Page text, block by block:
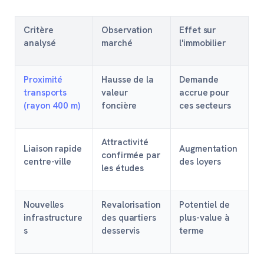
Critère
analysé
Observation
marché
Effet sur
l'immobilier
Proximité
transports
(rayon 400 m)
Hausse de la
valeur
foncière
Demande
accrue pour
ces secteurs
Liaison rapide
centre-ville
Attractivité
confirmée par
les études
Augmentation
des loyers
Nouvelles
infrastructure
s
Revalorisation
des quartiers
desservis
Potentiel de
plus-value à
terme